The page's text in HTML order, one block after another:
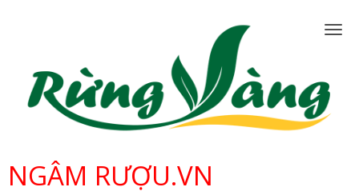
NGÂM RƯỢU.VN